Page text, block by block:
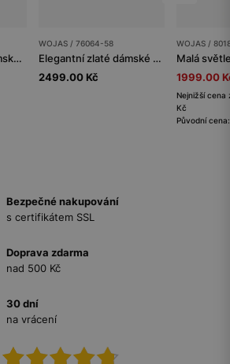
Černé elegantní dámské kotníkové boty na zimu
WOJAS / 76064-58
Elegantní zlaté dámské sandály na vysokém podpatku
2499.00 Kč
WOJAS /
1999.00
Nejnižší cena
Kč
Původní
Bezpečné nakupování
s certifikátem SSL
Doprava zdarma
nad 500 Kč
30 dní
na vrácení